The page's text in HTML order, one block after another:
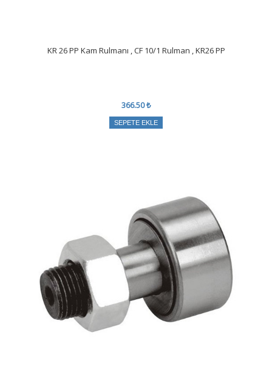
KR 26 PP Kam Rulmanı , CF 10/1 Rulman , KR26 PP
366.50 ₺
SEPETE EKLE